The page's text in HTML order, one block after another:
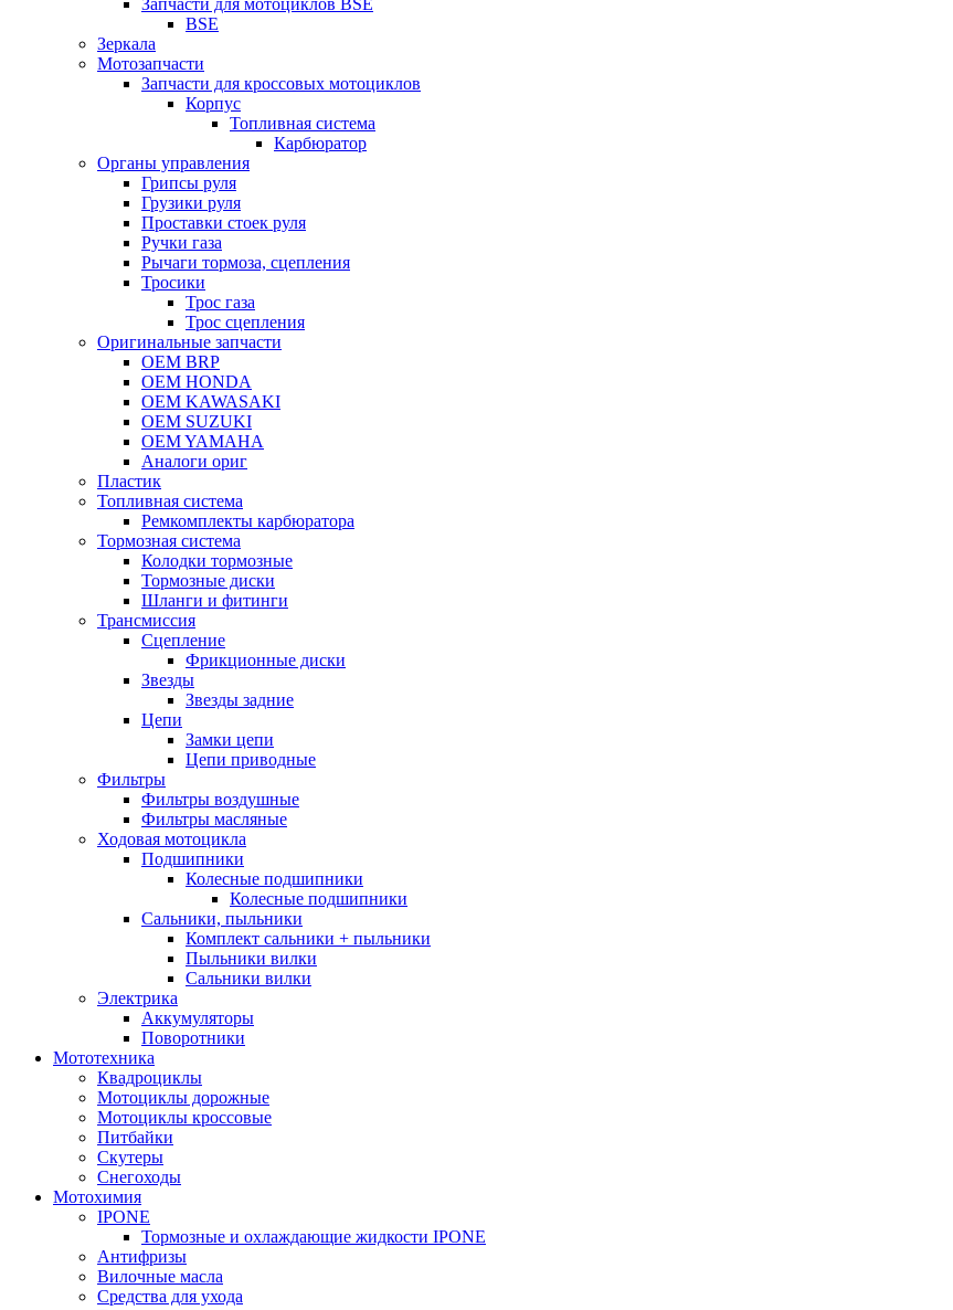
Запчасти для мотоциклов BSE
BSE
Зеркала
Мотозапчасти
Запчасти для кроссовых мотоциклов
Корпус
Топливная система
Карбюратор
Органы управления
Грипсы руля
Грузики руля
Проставки стоек руля
Ручки газа
Рычаги тормоза, сцепления
Тросики
Трос газа
Трос сцепления
Оригинальные запчасти
OEM BRP
OEM HONDA
OEM KAWASAKI
OEM SUZUKI
OEM YAMAHA
Аналоги ориг
Пластик
Топливная система
Ремкомплекты карбюратора
Тормозная система
Колодки тормозные
Тормозные диски
Шланги и фитинги
Трансмиссия
Cцепление
Фрикционные диски
Звезды
Звезды задние
Цепи
Замки цепи
Цепи приводные
Фильтры
Фильтры воздушные
Фильтры масляные
Ходовая мотоцикла
Подшипники
Колесные подшипники
Колесные подшипники
Сальники, пыльники
Комплект сальники + пыльники
Пыльники вилки
Сальники вилки
Электрика
Аккумуляторы
Поворотники
Мототехника
Квадроциклы
Мотоциклы дорожные
Мотоциклы кроссовые
Питбайки
Скутеры
Снегоходы
Мотохимия
IPONE
Тормозные и охлаждающие жидкости IPONE
Антифризы
Вилочные масла
Средства для ухода